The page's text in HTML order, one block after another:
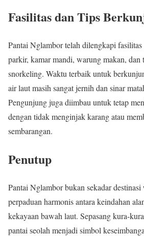
Fasilitas dan Tips
Pantai Nglambor telah dilengkapi fasilitas
parkir, kamar mandi, warung makan, dan
snorkeling. Waktu terbaik untuk
air laut masih sangat jernih dan sinar
Pengunjung juga diimbau untuk tetap
dengan tidak menginjak karang atau
sembarangan.
Penutup
Pantai Nglambor bukan sekadar
perpaduan harmonis antara keindahan
kekayaan bawah laut. Sepasang kura-
pantai seolah menjadi simbol